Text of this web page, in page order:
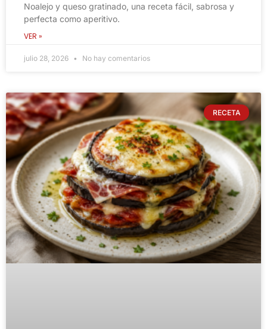
Noalejo y queso gratinado, una receta fácil, sabrosa y
perfecta como aperitivo.
VER »
julio 28, 2026 No hay comentarios
RECETA